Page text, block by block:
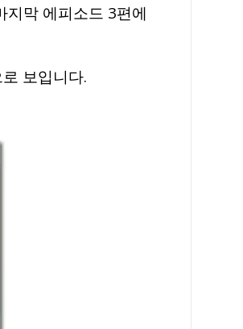
지막 에피소드 3편에
보입니다.